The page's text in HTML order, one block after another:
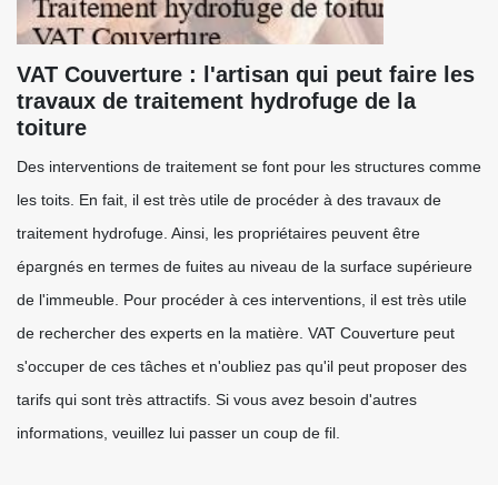
VAT Couverture : l'artisan qui peut faire les
travaux de traitement hydrofuge de la
toiture
Des interventions de traitement se font pour les structures comme
les toits. En fait, il est très utile de procéder à des travaux de
traitement hydrofuge. Ainsi, les propriétaires peuvent être
épargnés en termes de fuites au niveau de la surface supérieure
de l'immeuble. Pour procéder à ces interventions, il est très utile
de rechercher des experts en la matière. VAT Couverture peut
s'occuper de ces tâches et n'oubliez pas qu'il peut proposer des
tarifs qui sont très attractifs. Si vous avez besoin d'autres
informations, veuillez lui passer un coup de fil.